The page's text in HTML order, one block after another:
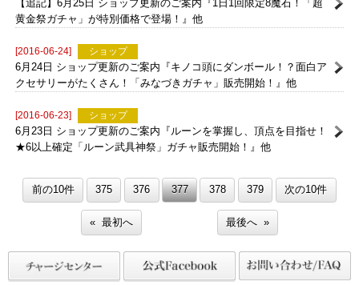
70魔石の特別価格で販売！』他
ショップ
【追記】6月25日 ショップ更新のご案内『1日1回限定8魔石！「超
黄金祭ガチャ」が特別価格で登場！』他
[2016-06-24] ショップ
6月24日 ショップ更新のご案内『キノコ頭にダンボール！？面白ア
クセサリーがたくさん！「みなづきガチャ」販売開始！』他
[2016-06-23] ショップ
6月23日 ショップ更新のご案内『ルーンを掌握し、頂点を目指せ！
★6以上確定「ルーン武具神祭」ガチャ販売開始！』他
前の10件 376 377 379 次の10件